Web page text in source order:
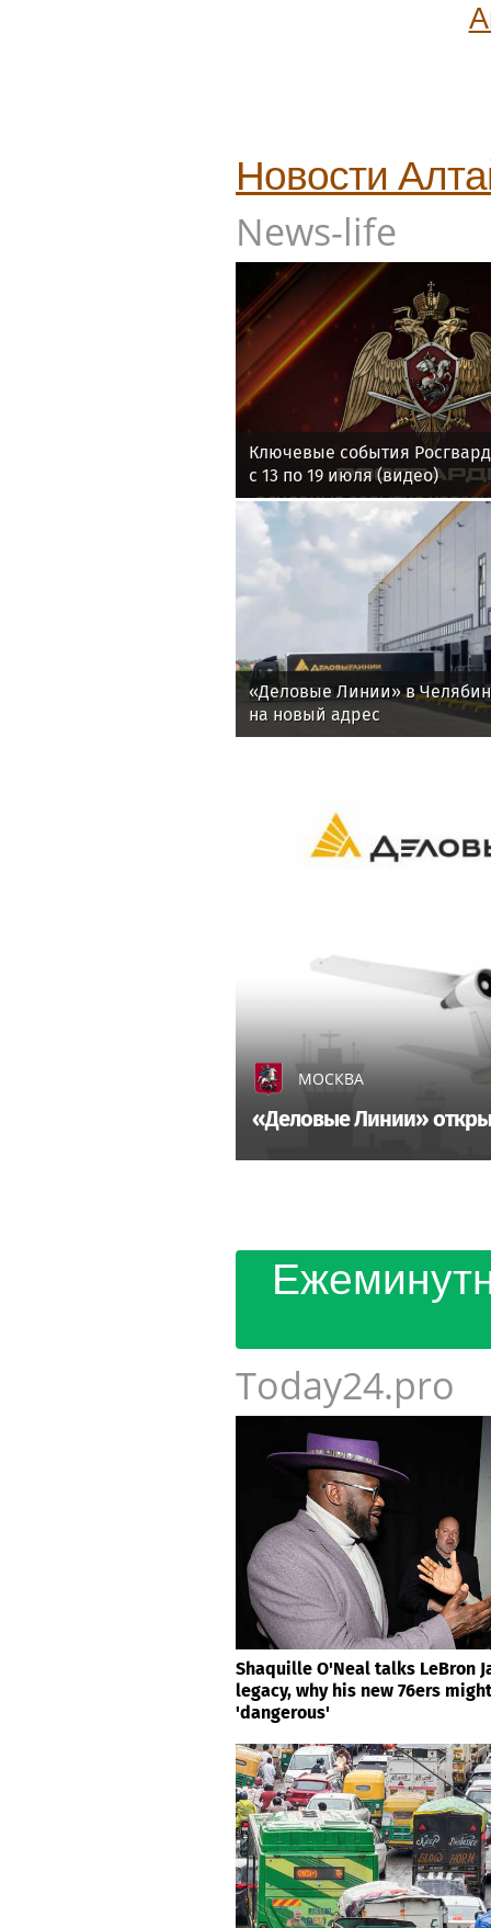
Новости
News-life
Ключевые события
с 13 по 19 июля (видео)
«Деловые Линии» в
на новый адрес
МОСКВА
«Деловые Линии»
Today24.pro
Shaquille O'Neal talks LeBron
legacy, why his new 76ers
'dangerous'